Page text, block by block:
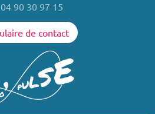
90 30 97 15
de contact